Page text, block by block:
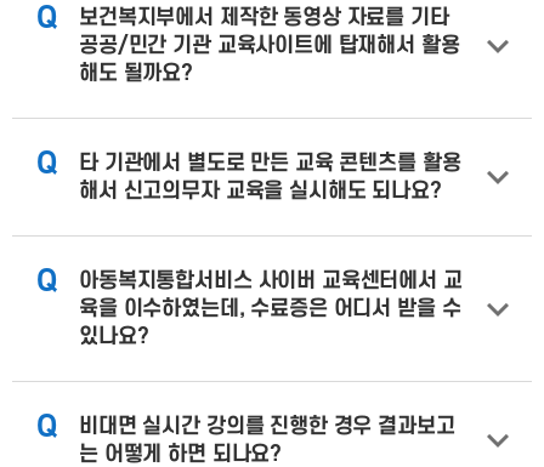
Q
보건복지부에서 제작한 동영상 자료를 기타
공공/민간 기관 교육사이트에 탑재해서 활용
해도 될까요?
Q
타 기관에서 별도로 만든 교육 콘텐츠를 활용
해서 신고의무자 교육을 실시해도 되나요?
Q
아동복지통합서비스 사이버 교육센터에서 교
육을 이수하였는데, 수료증은 어디서 받을 수
있나요?
Q
비대면 실시간 강의를 진행한 경우 결과보고
는 어떻게 하면 되나요?